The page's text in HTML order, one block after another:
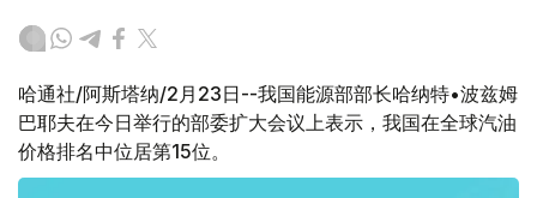
哈通社/阿斯塔纳/2月23日--我国能源部部长哈纳特•波兹姆
巴耶夫在今日举行的部委扩大会议上表示，我国在全球汽油
价格排名中位居第15位。